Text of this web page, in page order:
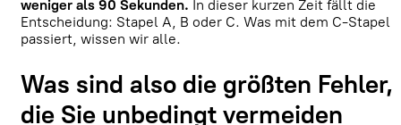
weniger als 90 Sekunden. In dieser kurzen Zeit fällt die
Entscheidung: Stapel A, B oder C. Was mit dem C-Stapel
passiert, wissen wir alle.
Was sind also die größten Fehler,
die Sie unbedingt vermeiden